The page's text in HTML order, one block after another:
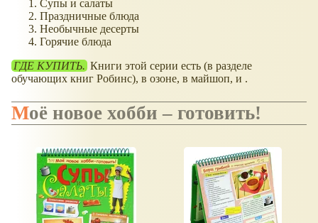
Супы и салаты
Праздничные блюда
Необычные десерты
Горячие блюда
ГДЕ КУПИТЬ. Книги этой серии есть (в разделе
обучающих книг Робинс), в озоне, в майшоп, и .
Моё новое хобби – готовить!